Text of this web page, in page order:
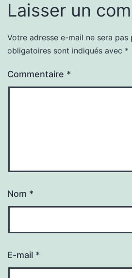
Laisser un
Votre adresse e-mail ne sera pas
obligatoires sont indiqués avec *
Commentaire *
Nom *
E-mail *